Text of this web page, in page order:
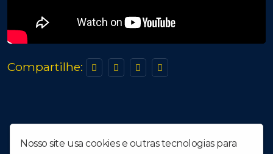
Compartilhe:
Nosso site usa cookies e outras tecnologias para